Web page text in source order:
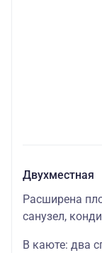
Двухместная
Расширена
санузел,
В каюте: два